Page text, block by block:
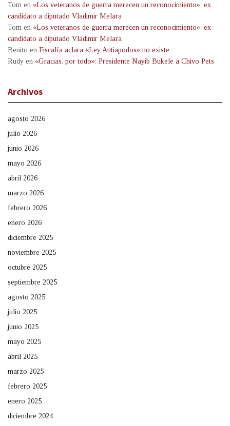
Tom en «Los veteranos de guerra merecen un reconocimiento»: ex
candidato a diputado Vladimir Melara
Tom en «Los veteranos de guerra merecen un reconocimiento»: ex
candidato a diputado Vladimir Melara
Benito en Fiscalía aclara «Ley Antiapodos» no existe
Rudy en «Gracias, por todo»: Presidente Nayib Bukele a Chivo Pets
Archivos
agosto 2026
julio 2026
junio 2026
mayo 2026
abril 2026
marzo 2026
febrero 2026
enero 2026
diciembre 2025
noviembre 2025
octubre 2025
septiembre 2025
agosto 2025
julio 2025
junio 2025
mayo 2025
abril 2025
marzo 2025
febrero 2025
enero 2025
diciembre 2024